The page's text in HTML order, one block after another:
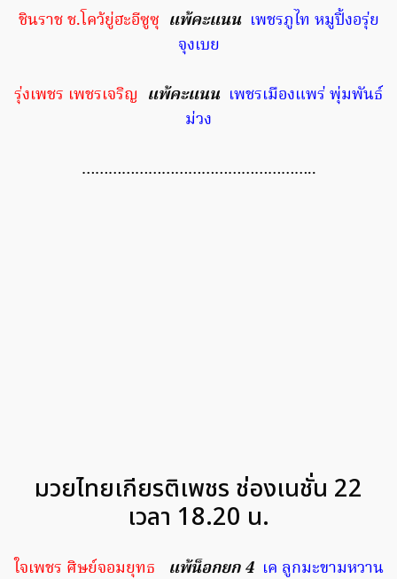
ชินราช ช.โคว้ยู่ฮะอีซูซุ แพ้คะแนน เพชรภูไท หมูปิ้งอรุ่ย
จุงเบย
รุ่งเพชร เพชรเจริญ แพ้คะแนน เพชรเมืองแพร่ พุ่มพันธ์
ม่วง
……………………………………………..
มวยไทยเกียรติเพชร ช่องเนชั่น 22
เวลา 18.20 น.
ใจเพชร ศิษย์จอมยุทธ แพ้น็อกยก 4 เค ลูกมะขามหวาน